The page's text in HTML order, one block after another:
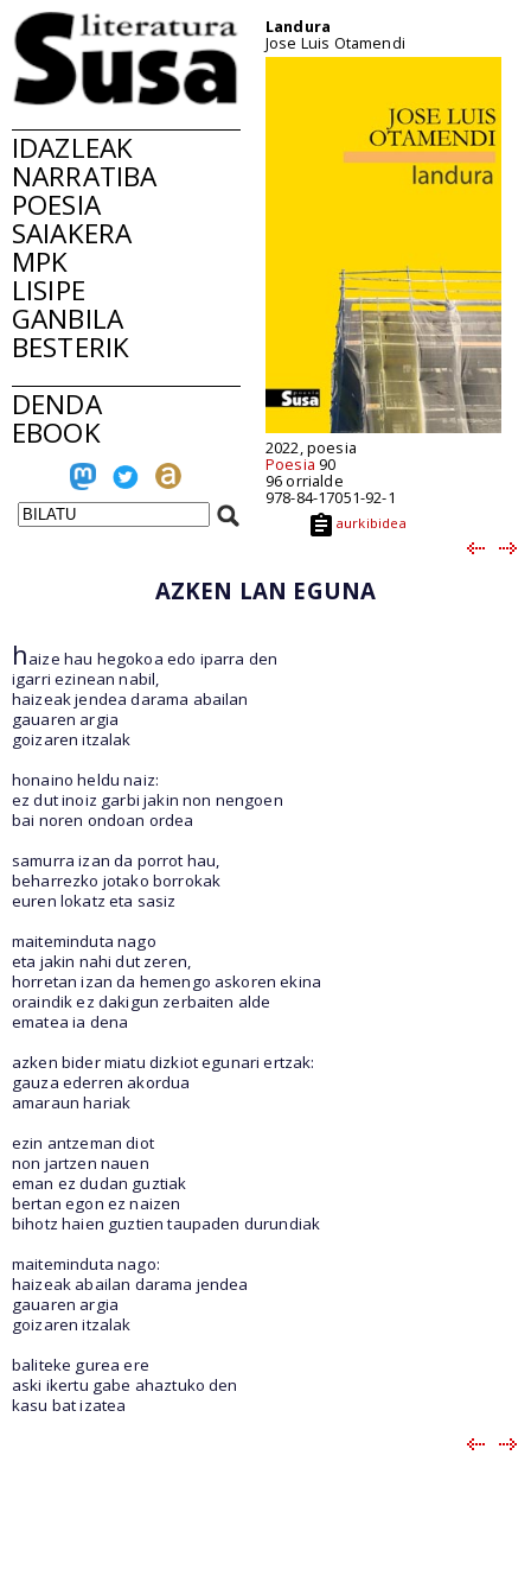
IDAZLEAK
NARRATIBA
POESIA
SAIAKERA
MPK
LISIPE
GANBILA
BESTERIK
DENDA
EBOOK
Landura
Jose Luis Otamendi
2022, poesia
Poesia 90
96 orrialde
978-84-17051-92-1
aurkibidea
AZKEN LAN EGUNA
haize hau hegokoa edo iparra den
igarri ezinean nabil,
haizeak jendea darama abailan
gauaren argia
goizaren itzalak
honaino heldu naiz:
ez dut inoiz garbi jakin non nengoen
bai noren ondoan ordea
samurra izan da porrot hau,
beharrezko jotako borrokak
euren lokatz eta sasiz
maiteminduta nago
eta jakin nahi dut zeren,
horretan izan da hemengo askoren ekina
oraindik ez dakigun zerbaiten alde
ematea ia dena
azken bider miatu dizkiot egunari ertzak:
gauza ederren akordua
amaraun hariak
ezin antzeman diot
non jartzen nauen
eman ez dudan guztiak
bertan egon ez naizen
bihotz haien guztien taupaden durundiak
maiteminduta nago:
haizeak abailan darama jendea
gauaren argia
goizaren itzalak
baliteke gurea ere
aski ikertu gabe ahaztuko den
kasu bat izatea